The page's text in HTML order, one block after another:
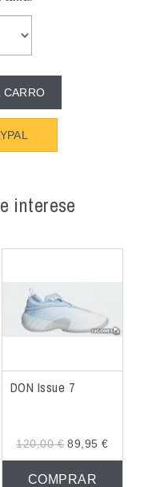
CARRO
interese
DON Issue 7
120,00 € 89,95 €
COMPRAR